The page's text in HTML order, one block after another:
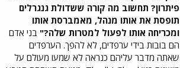
פיתרון? תחשוב מה קורה ששדולת גנגרלים
תופסת את אותו מנהל, מאמברסת אותו
ומכריחה אותו לפעול למטרות שלה?" בני אדם
הם בובות בידי ערפדים, לא להפך. הערפדים
שאתה מדבר עליהם כנראה לא שמעו מעולם על